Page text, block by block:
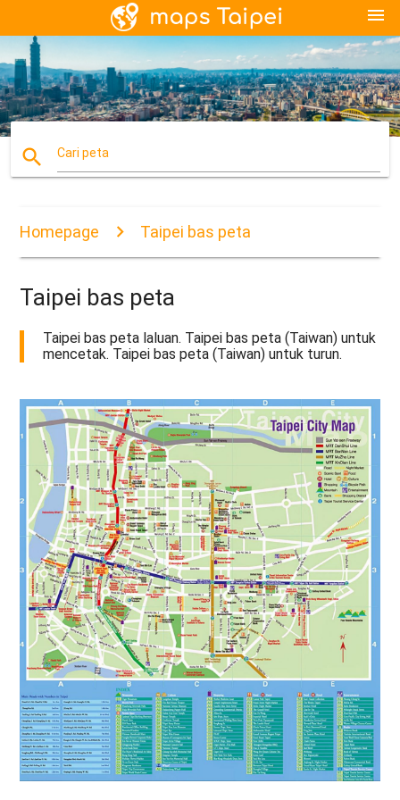
menu
search Cari peta
Homepage Taipei bas peta
Taipei bas peta
Taipei bas peta laluan. Taipei bas peta (Taiwan) untuk
mencetak. Taipei bas peta (Taiwan) untuk turun.